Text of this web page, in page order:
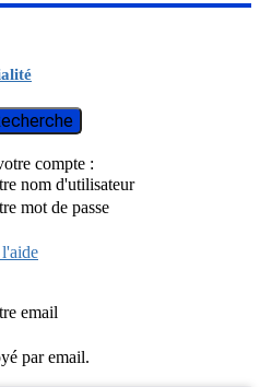
compte :
nom d'utilisateur
mot de passe
email
par email.